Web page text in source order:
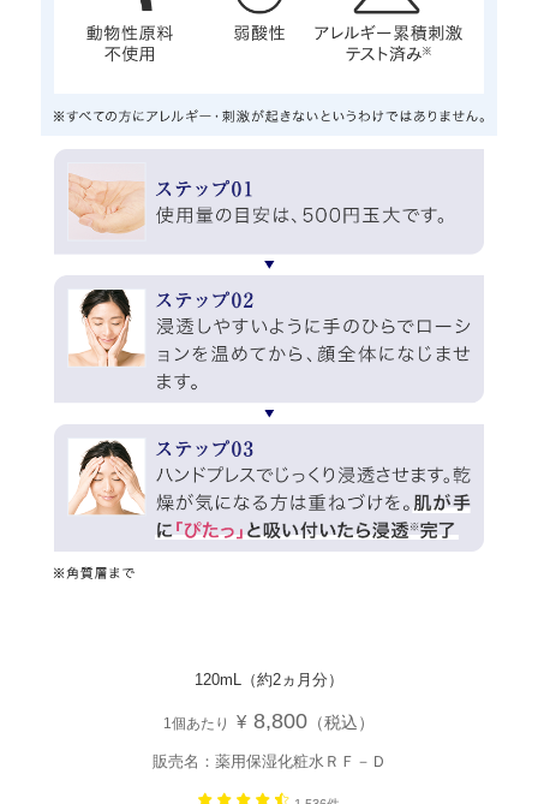
120mL（約2ヵ月分）
1個あたり ¥ 8,800 （税込）
販売名：薬用保湿化粧水ＲＦ－Ｄ